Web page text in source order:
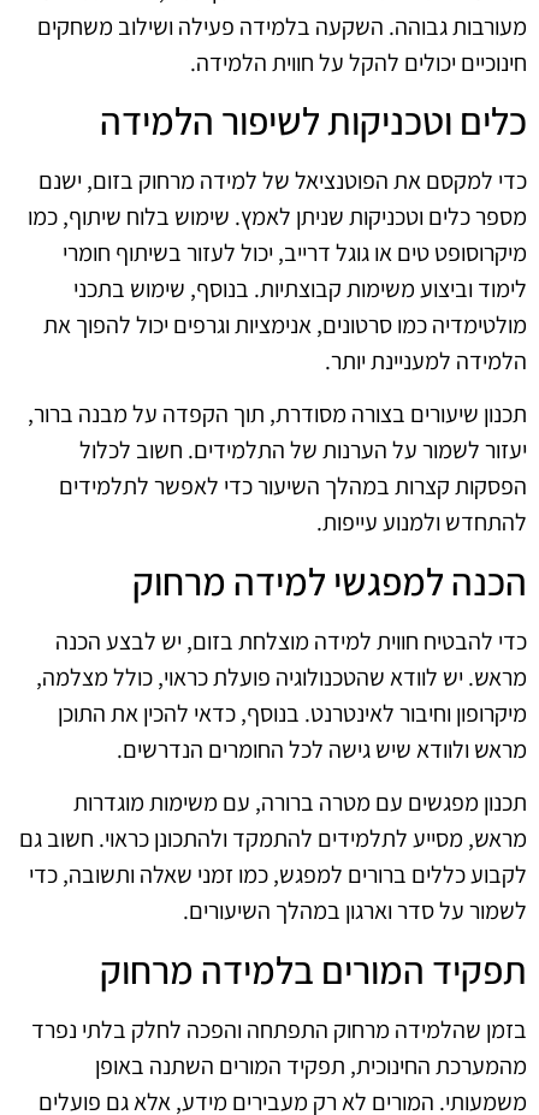
מעורבות גבוהה. השקעה בלמידה פעילה ושילוב משחקים
חינוכיים יכולים להקל על חווית הלמידה.
כלים וטכניקות לשיפור הלמידה
כדי למקסם את הפוטנציאל של למידה מרחוק בזום, ישנם
מספר כלים וטכניקות שניתן לאמץ. שימוש בלוח שיתוף, כמו
מיקרוסופט טים או גוגל דרייב, יכול לעזור בשיתוף חומרי
לימוד וביצוע משימות קבוצתיות. בנוסף, שימוש בתכני
מולטימדיה כמו סרטונים, אנימציות וגרפים יכול להפוך את
הלמידה למעניינת יותר.
תכנון שיעורים בצורה מסודרת, תוך הקפדה על מבנה ברור,
יעזור לשמור על הערנות של התלמידים. חשוב לכלול
הפסקות קצרות במהלך השיעור כדי לאפשר לתלמידים
להתחדש ולמנוע עייפות.
הכנה למפגשי למידה מרחוק
כדי להבטיח חווית למידה מוצלחת בזום, יש לבצע הכנה
מראש. יש לוודא שהטכנולוגיה פועלת כראוי, כולל מצלמה,
מיקרופון וחיבור לאינטרנט. בנוסף, כדאי להכין את התוכן
מראש ולוודא שיש גישה לכל החומרים הנדרשים.
תכנון מפגשים עם מטרה ברורה, עם משימות מוגדרות
מראש, מסייע לתלמידים להתמקד ולהתכונן כראוי. חשוב גם
לקבוע כללים ברורים למפגש, כמו זמני שאלה ותשובה, כדי
לשמור על סדר וארגון במהלך השיעורים.
תפקיד המורים בלמידה מרחוק
בזמן שהלמידה מרחוק התפתחה והפכה לחלק בלתי נפרד
מהמערכת החינוכית, תפקיד המורים השתנה באופן
משמעותי. המורים לא רק מעבירים מידע, אלא גם פועלים